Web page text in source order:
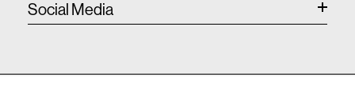
Social Media